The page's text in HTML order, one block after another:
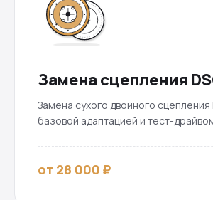
Замена сцепления
Замена сухого двойного сцепления
базовой адаптацией и тест-
от 28 000 ₽